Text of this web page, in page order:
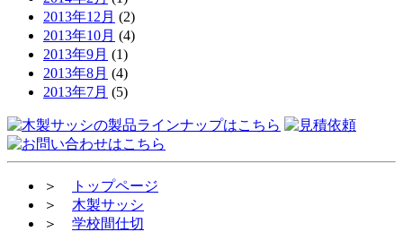
2013年12月 (2)
2013年10月 (4)
2013年9月 (1)
2013年8月 (4)
2013年7月 (5)
＞
トップページ
＞ 木製サッシ
＞ 学校間仕切